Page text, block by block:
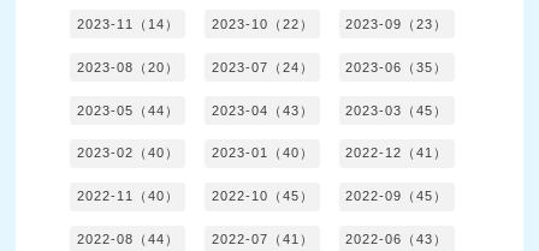
2023-11（14） 2023-10（22） 2023-09（23）
2023-08（20） 2023-07（24） 2023-06（35）
2023-05（44） 2023-04（43） 2023-03（45）
2023-02（40） 2023-01（40） 2022-12（41）
2022-11（40） 2022-10（45） 2022-09（45）
2022-08（44） 2022-07（41） 2022-06（43）